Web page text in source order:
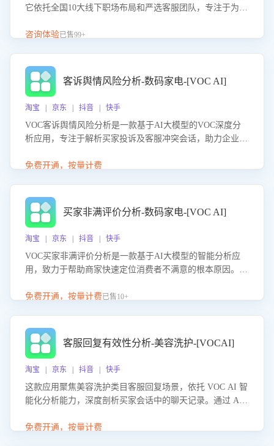
它依托全国10大线下职场布局和严选客服团队，专注于为企
客服团队和智能工具提升语音客服服务效率和质量，帮助企
咨询体验已售99+
客诉舆情风险分析-数码家电-[VOC AI]
淘宝 | 京东 | 抖音 | 快手
VOC客诉舆情风险分析是一款基于AI大模型的VOC深度分
析应用，专注于解析买家投诉及客服冲突会话，助力企业精
别客户情绪、归因争议根源，并客观评估客服应对合理性与
能力，阻断差评扩散，维护品牌声誉，实现客户满意度的持
续提升。
免费开通，按量计费
买家非满评价分析-数码家电-[VOC AI]
淘宝 | 京东 | 抖音 | 快手
VOC买家非满评价分析是一款基于AI大模型的智能分析应
用，致力于帮助商家快速定位消费者不满意的根本原因。该
客服原因或其它部门原因，明确责任归属，提供可落地的改
改，有效提升客户满意度和店铺整体服务质量。
免费开通，按量计费已售10+
客服回复有效性分析-美容洗护-[VOCAI]
淘宝 | 京东 | 抖音 | 快手
这款应用聚焦美容洗护类目客服回复场景，依托 VOC AI 智
能化分析能力，深度剖析买家会话中的聊天记录。通过 AI
答的有效性与完整性，输出针对性改进策略，助力商家快速
免费开通，按量计费